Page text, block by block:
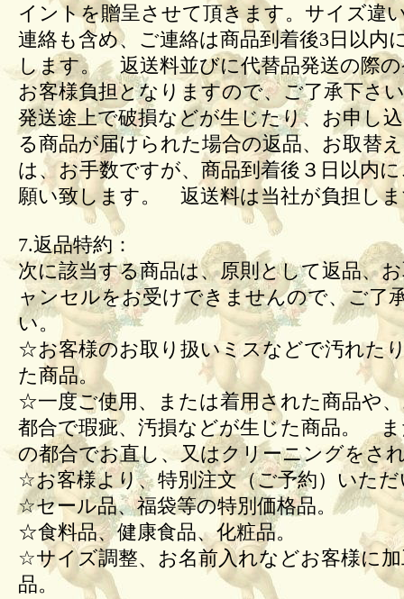
イントを贈呈させて頂きます。サイズ違
連絡も含め、ご連絡は商品到着後3日以内
します。 返送料並びに代替品発送の際の
お客様負担となりますので、ご了承下さ
発送途上で破損などが生じたり、お申し
る商品が届けられた場合の返品、お取替
は、お手数ですが、商品到着後３日以内
願い致します。 返送料は当社が負担し
7.返品特約：
次に該当する商品は、原則として返品、
ャンセルをお受けできませんので、ご了
い。
☆お客様のお取り扱いミスなどで汚れた
た商品。
☆一度ご使用、または着用された商品や
都合で瑕疵、汚損などが生じた商品。
の都合でお直し、又はクリーニングをさ
☆お客様より、特別注文（ご予約）いた
☆セール品、福袋等の特別価格品。
☆食料品、健康食品、化粧品。
☆サイズ調整、お名前入れなどお客様に
品。